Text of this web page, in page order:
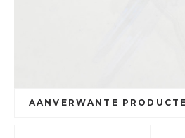
AANVERWANTE